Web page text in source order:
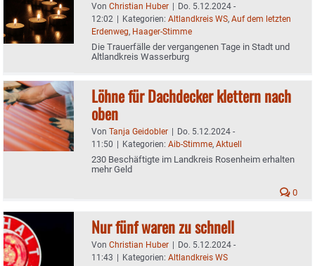
Von Christian Huber | Do. 5.12.2024 -
12:02 | Kategorien: Altlandkreis WS, Auf dem letzten
Erdenweg, Haager-Stimme
Die Trauerfälle der vergangenen Tage in Stadt und
Altlandkreis Wasserburg
Löhne für Dachdecker klettern nach
oben
Von Tanja Geidobler | Do. 5.12.2024 -
11:50 | Kategorien: Aib-Stimme, Aktuell
230 Beschäftigte im Landkreis Rosenheim erhalten
mehr Geld
0
Nur fünf waren zu schnell
Von Christian Huber | Do. 5.12.2024 -
11:43 | Kategorien: Altlandkreis WS